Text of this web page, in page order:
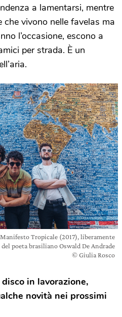
a lamentarsi, mentre
che vivono nelle favelas ma
l’occasione, escono a
per strada. È un
Tropicale (2017), liberamente
poeta brasiliano Oswald De Andrade
© Giulia Rosco
in lavorazione,
novità nei prossimi